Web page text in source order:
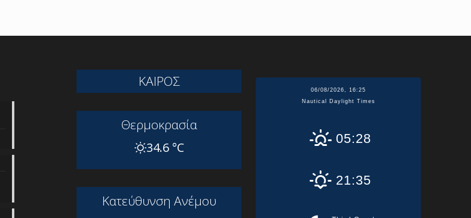
ΚΑΙΡΟΣ
Θερμοκρασία
34.6 °C
Kατεύθυνση Aνέμου
06/08/2026, 16:25
Nautical Daylight Times
05:28
21:35